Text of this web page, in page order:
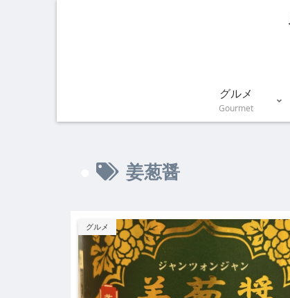
グルメ
Gourmet
姜葱醤
グルメ